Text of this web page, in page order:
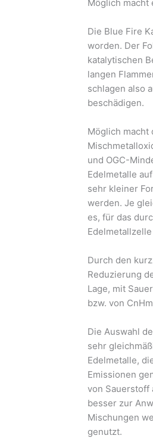
Möglich macht
Die Blue Fire
worden. Der
katalytischen
langen
schlagen also
beschädigen.
Möglich macht
und OGC-
Edelmetalle
sehr kleiner
werden. Je
es, für das
Durch den
Reduzierung
Lage, mit
bzw. von
Die Auswahl
sehr
Edelmetalle,
Emissionen
von Sauerstoff
besser zur
Mischungen
genutzt.